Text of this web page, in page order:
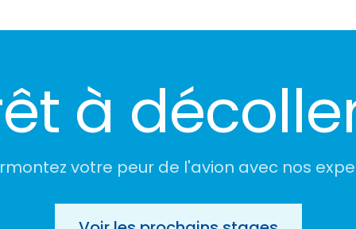
à
votre peur de l'avion avec nos